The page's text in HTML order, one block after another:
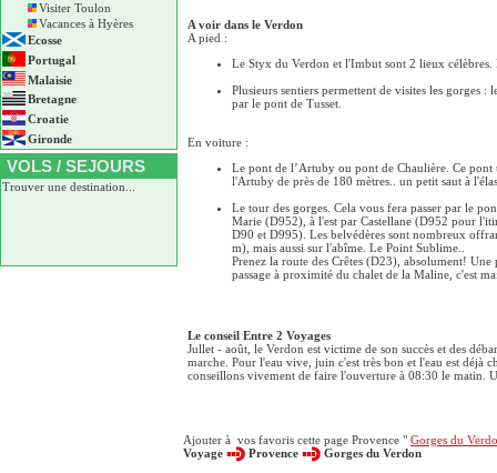
Visiter Toulon
Vacances à Hyères
Ecosse
Portugal
Malaisie
Bretagne
Croatie
Gironde
VOLS / SEJOURS
Trouver une destination...
A voir dans le Verdon
A pied :
Le Styx du Verdon et l'Imbut sont 2 lieux célèbres.
Plusieurs sentiers permettent de visites les gorges
par le pont de Tusset.
En voiture :
Le pont de l’Artuby ou pont de Chaulière. Ce
l'Artuby de près de 180 mètres.. un petit saut à
Le tour des gorges. Cela vous fera passer par le
Marie (D952), à l'est par Castellane (D952 pour
D90 et D995). Les belvédères sont nombreux
m), mais aussi sur l'abîme. Le Point Sublime..
Prenez la route des Crêtes (D23), absolument!
passage à proximité du chalet de la Maline, c'est
Le conseil Entre 2 Voyages
Jullet - août, le Verdon est victime de son succès et des
marche. Pour l'eau vive, juin c'est très bon et l'eau est déjà
conseillons vivement de faire l'ouverture à 08:30 le matin.
Ajouter à vos favoris cette page Provence " Gorges du
Voyage
Provence Gorges du Verdon